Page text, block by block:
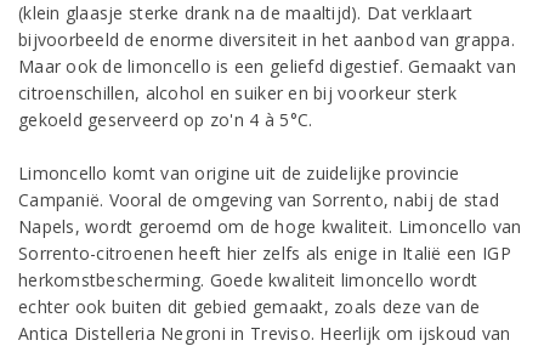
(klein glaasje sterke drank na de maaltijd). Dat verklaart
bijvoorbeeld de enorme diversiteit in het aanbod van grappa.
Maar ook de limoncello is een geliefd digestief. Gemaakt van
citroenschillen, alcohol en suiker en bij voorkeur sterk
gekoeld geserveerd op zo'n 4 à 5°C.
Limoncello komt van origine uit de zuidelijke provincie
Campanië. Vooral de omgeving van Sorrento, nabij de stad
Napels, wordt geroemd om de hoge kwaliteit. Limoncello van
Sorrento-citroenen heeft hier zelfs als enige in Italië een IGP
herkomstbescherming. Goede kwaliteit limoncello wordt
echter ook buiten dit gebied gemaakt, zoals deze van de
Antica Distelleria Negroni in Treviso. Heerlijk om ijskoud van